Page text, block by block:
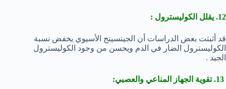
12. يقلل الكوليسترول :
قد أثبتت بعض الدراسات أن الجينسينج الأسيوي يخفض نسبة
الكوليسترول الضار في الدم ويحسن من وجود الكوليسترول
الجيد .